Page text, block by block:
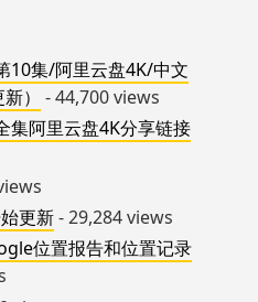
10集/阿里云盘4K/中文
）
- 44,700 views
集阿里云盘4K分享链接
更新- 29,284 views
位置报告和位置记录